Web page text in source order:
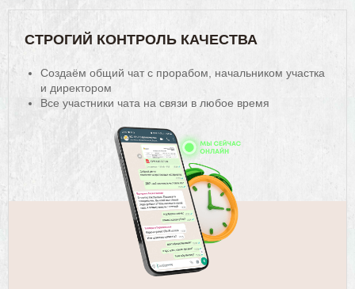
СТРОГИЙ КОНТРОЛЬ КАЧЕСТВА
Создаём общий чат с прорабом, начальником участка
и директором
Все участники чата на связи в любое время